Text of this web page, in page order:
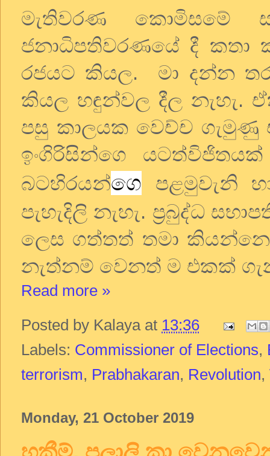
මැතිවරණ කොමිසමේ
ජනාධිපතිවරණයේ දී කතා
රජයට කියල. මා දන්න
කියල හඳුන්වල දීල නැහැ.
පසු කාලයක වෙච්ච ගැමුණු
ඉංගිරිසින්ගෙ
බටහිරයන්ගෙ පළමුවැනි
පැහැදිලි නැහැ. ප්‍රබුද්ධ
ලෙස ගත්තත් තමා
නැත්නම් වෙනත් ම එකක්
Read more »
Posted by Kalaya at 13:36
Labels: Commissioner of Elections,
terrorism, Prabhakaran, Revolution,
Monday, 21 October 2019